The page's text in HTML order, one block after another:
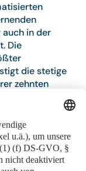
in der
Die
die stetige
zehnten